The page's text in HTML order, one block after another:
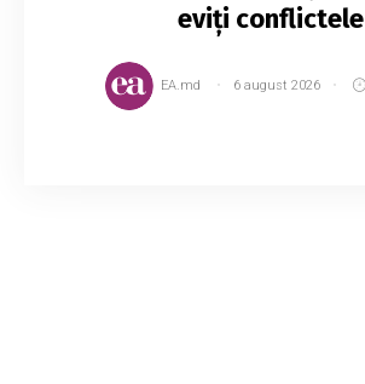
eviți conflictele
EA.md 6 august 2026